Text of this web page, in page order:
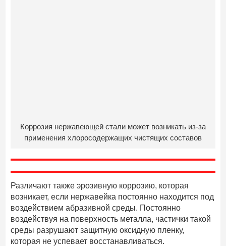
Коррозия нержавеющей стали может возникать из-за
применения хлоросодержащих чистящих составов
Различают также эрозивную коррозию, которая
возникает, если нержавейка постоянно находится под
воздействием абразивной среды. Постоянно
воздействуя на поверхность металла, частички такой
среды разрушают защитную оксидную пленку,
которая не успевает восстанавливаться.